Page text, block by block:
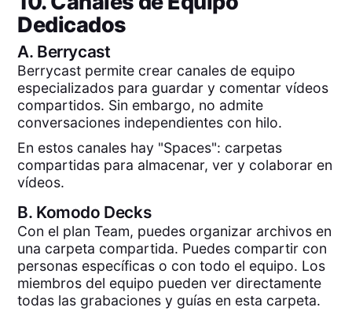
Dedicados
A. Berrycast
Berrycast permite crear canales de equipo
especializados para guardar y comentar vídeos
compartidos. Sin embargo, no admite
conversaciones independientes con hilo.
En estos canales hay "Spaces": carpetas
compartidas para almacenar, ver y colaborar en
vídeos.
B. Komodo Decks
Con el plan Team, puedes organizar archivos en
una carpeta compartida. Puedes compartir con
personas específicas o con todo el equipo. Los
miembros del equipo pueden ver directamente
todas las grabaciones y guías en esta carpeta.